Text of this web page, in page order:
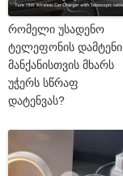
რომელი უსადენო
ტელეფონის დამტენი
მანქანისთვის მხარს
უჭერს სწრაფ
დატენვას?